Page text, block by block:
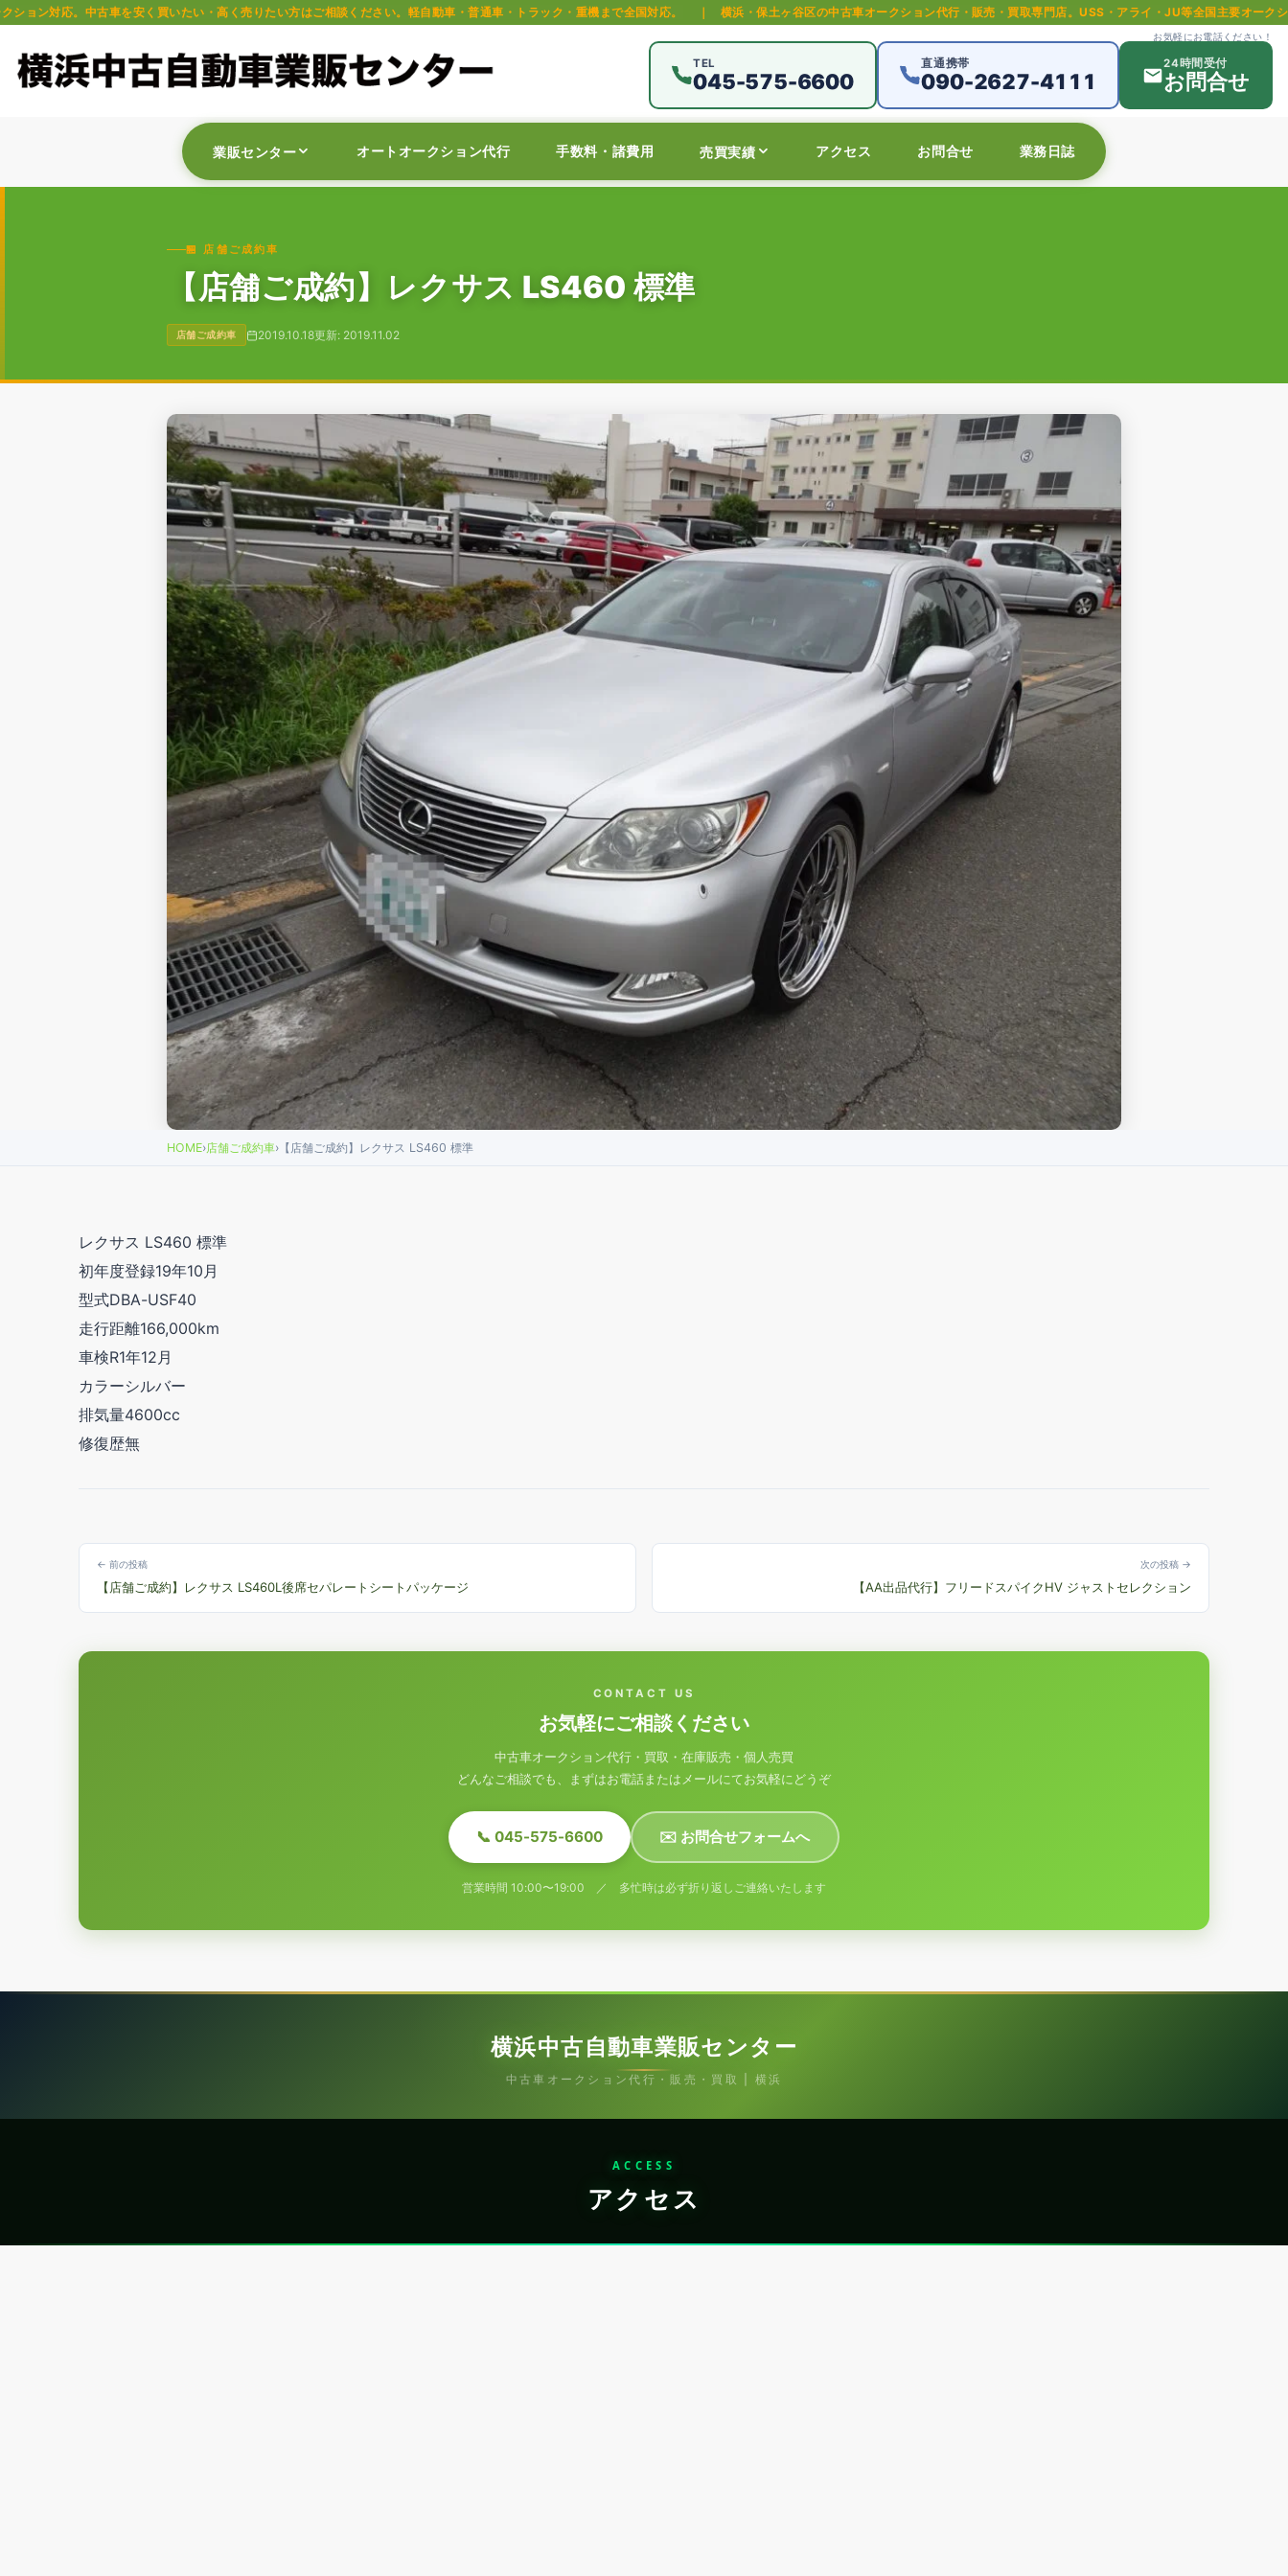
安く買いたい・高く売りたい方はご相談ください。軽自動車・普通車・トラック・重機まで全国対応。｜横浜・保土ヶ谷区の中古車オークション代行・販売・買取専門店。USS・アライ・JU等全国主要オークション対応。中古車
お気軽にお電話ください！
TEL
045-575-6600
直通携帯
090-2627-4111
24時間受付
お問合せ
業販センター オートオークション代行 手数料・諸費用 売買実績 アクセス お問合せ 業務日誌
🏪 店舗ご成約車
【店舗ご成約】レクサス LS460 標準
店舗ご成約車 2019.10.18更新: 2019.11.02
HOME›店舗ご成約車› 【店舗ご成約】レクサス LS460 標準
レクサス LS460 標準
初年度登録19年10月
型式DBA-USF40
走行距離166,000km
車検R1年12月
カラーシルバー
排気量4600cc
修復歴無
← 前の投稿
【店舗ご成約】レクサス LS460L後席セパレートシートパッケージ
次の投稿 →
【AA出品代行】フリードスパイクHV ジャストセレクション
CONTACT US
お気軽にご相談ください
中古車オークション代行・買取・在庫販売・個人売買
どんなご相談でも、まずはお電話またはメールにてお気軽にどうぞ
📞 045-575-6600 ✉️ お問合せフォームへ
営業時間 10:00〜19:00 ／ 多忙時は必ず折り返しご連絡いたします
横浜中古自動車業販センター
中古車オークション代行・販売・買取 | 横浜
ACCESS
アクセス